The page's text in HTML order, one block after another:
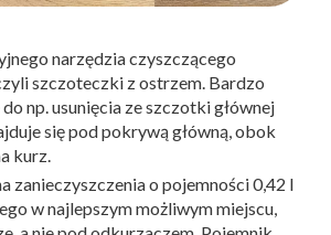
narzędzia czyszczącego
szczoteczki z ostrzem. Bardzo
np. usunięcia ze szczotki głównej
się pod pokrywą główną, obok
kurz.
zanieczyszczenia o pojemności 0,42 l
w najlepszym możliwym miejscu,